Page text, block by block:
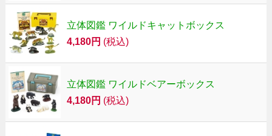
立体図鑑 ワイルドキャットボックス
4,180円 (税込)
立体図鑑 ワイルドベアーボックス
4,180円 (税込)